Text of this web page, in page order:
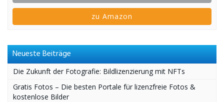
zu Amazon
Neueste Beiträge
Die Zukunft der Fotografie: Bildlizenzierung mit NFTs
Gratis Fotos – Die besten Portale für lizenzfreie Fotos &
kostenlose Bilder